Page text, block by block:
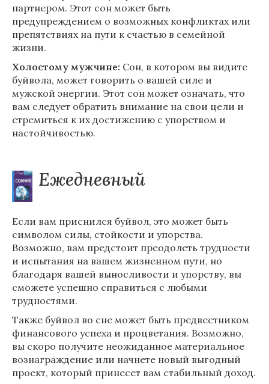
партнером. Этот сон может быть
предупреждением о возможных конфликтах или
препятствиях на пути к счастью в семейной
жизни.
Холостому мужчине: Сон, в котором вы видите
буйвола, может говорить о вашей силе и
мужской энергии. Этот сон может означать, что
вам следует обратить внимание на свои цели и
стремиться к их достижению с упорством и
настойчивостью.
Ежедневный
Если вам приснился буйвол, это может быть
символом силы, стойкости и упорства.
Возможно, вам предстоит преодолеть трудности
и испытания на вашем жизненном пути, но
благодаря вашей выносливости и упорству, вы
сможете успешно справиться с любыми
трудностями.
Также буйвол во сне может быть предвестником
финансового успеха и процветания. Возможно,
вы скоро получите неожиданное материальное
вознаграждение или начнете новый выгодный
проект, который принесет вам стабильный доход.